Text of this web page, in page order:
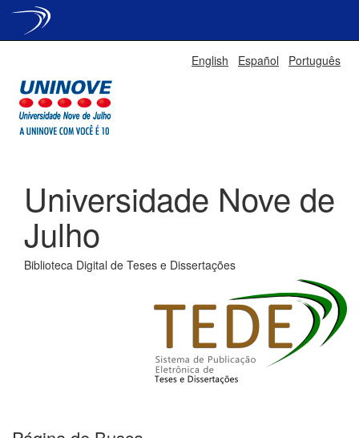
English Español Português
Universidade Nove de
Julho
Biblioteca Digital de Teses e Dissertações